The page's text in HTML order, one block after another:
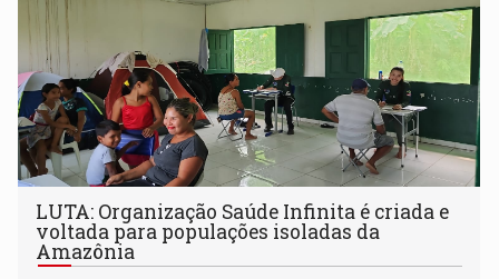
LUTA: Organização Saúde Infinita é criada e
voltada para populações isoladas da
Amazônia